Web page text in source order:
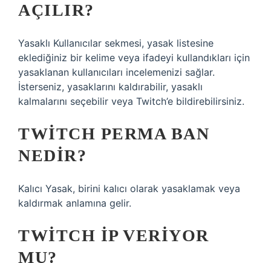
AÇILIR?
Yasaklı Kullanıcılar sekmesi, yasak listesine
eklediğiniz bir kelime veya ifadeyi kullandıkları için
yasaklanan kullanıcıları incelemenizi sağlar.
İsterseniz, yasaklarını kaldırabilir, yasaklı
kalmalarını seçebilir veya Twitch’e bildirebilirsiniz.
TWITCH PERMA BAN
NEDIR?
Kalıcı Yasak, birini kalıcı olarak yasaklamak veya
kaldırmak anlamına gelir.
TWITCH IP VERIYOR
MU?